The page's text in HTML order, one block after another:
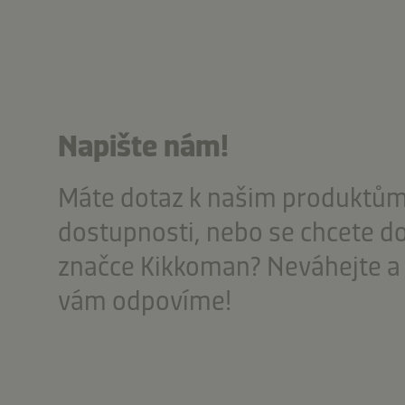
Napište nám!
Máte dotaz k našim
dostupnosti, nebo se chcete
značce Kikkoman? Neváhejte
vám odpovíme!